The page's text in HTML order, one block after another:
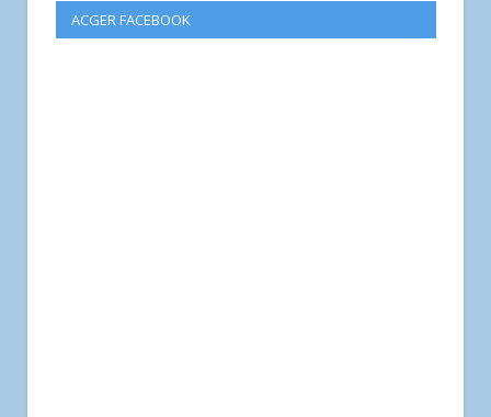
ACGER FACEBOOK